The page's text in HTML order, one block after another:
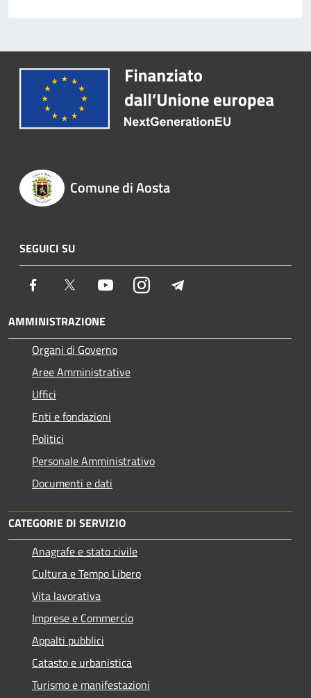
Comune di Aosta
SEGUICI SU
Facebook Twitter YoutubeInstagram
AMMINISTRAZIONE
Organi di Governo
Aree Amministrative
Uffici
Enti e fondazioni
Politici
Personale Amministrativo
Documenti e dati
CATEGORIE DI SERVIZIO
Anagrafe e stato civile
Cultura e Tempo Libero
Vita lavorativa
Imprese e Commercio
Appalti pubblici
Catasto e urbanistica
Turismo e manifestazioni